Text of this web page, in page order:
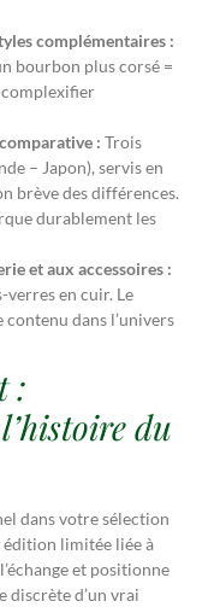
complémentaires :
bourbon plus corsé =
complexifier
: Trois
– Japon), servis en
brève des différences.
durablement les
et aux accessoires :
verres en cuir. Le
dans l’univers
:
du
dans votre sélection
édition limitée liée à
et positionne
discrète d’un vrai